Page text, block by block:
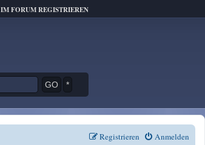
IM FORUM REGISTRIEREN
*
Anmelden
Registrieren